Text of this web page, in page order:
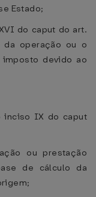
Estado;
do caput do art.
da operação ou o
devido ao
inciso IX do caput
ou prestação
de cálculo da